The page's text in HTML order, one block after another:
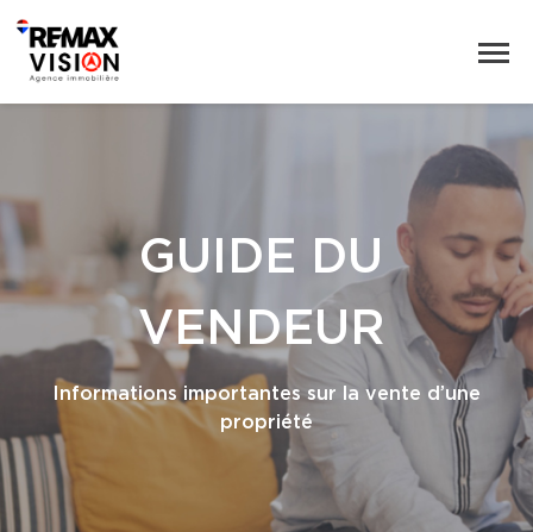
GUIDE DU
VENDEUR
Informations importantes sur la vente d’une
propriété